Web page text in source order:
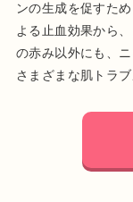
ンの生成を促すた
よる止血効果から
の赤み以外にも、
さまざまな肌トラ